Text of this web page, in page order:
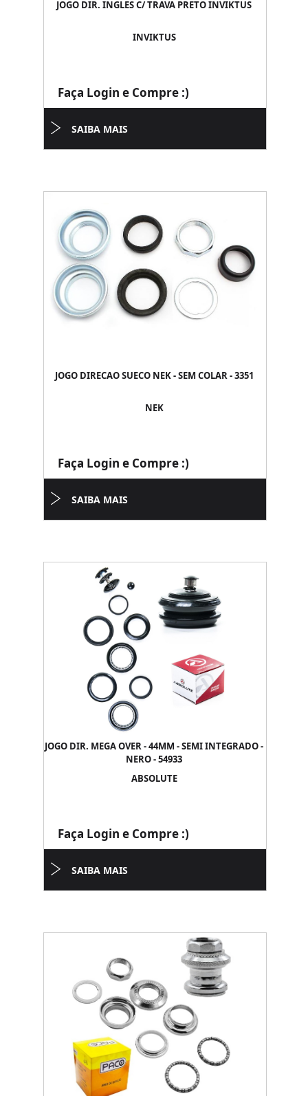
JOGO DIR. INGLES C/ TRAVA PRETO INVIKTUS
INVIKTUS
Faça Login e Compre :)
SAIBA MAIS
JOGO DIRECAO SUECO NEK - SEM COLAR - 3351
NEK
Faça Login e Compre :)
SAIBA MAIS
JOGO DIR. MEGA OVER - 44MM - SEMI INTEGRADO -
NERO - 54933
ABSOLUTE
Faça Login e Compre :)
SAIBA MAIS